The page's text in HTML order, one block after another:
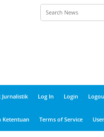
Jurnalistik Log In Login
Ketentuan Terms of Service User